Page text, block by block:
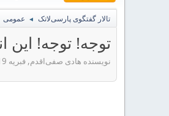
تالار گفتگوی پارسی‌لاتک ◄ عمومی
توجه! توجه!
نویسنده هادی صفی‌اقدم, فبریه 19, 2014, 10:01:22 بعد از ظهر